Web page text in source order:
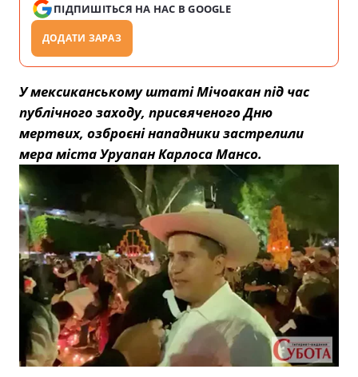
ПІДПИШІТЬСЯ НА НАС В GOOGLE
ДОДАТИ ЗАРАЗ
У мексиканському штаті Мічоакан під час
публічного заходу, присвяченого Дню
мертвих, озброєні нападники застрелили
мера міста Уруапан Карлоса Мансо.